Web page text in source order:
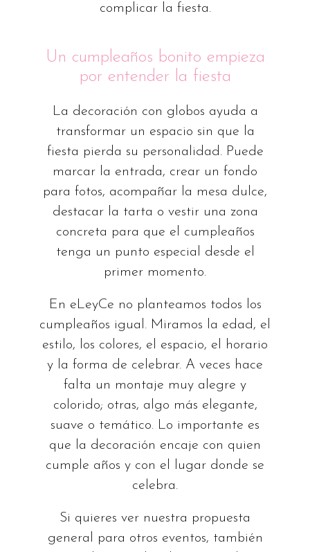
complicar la fiesta.
Un cumpleaños bonito empieza
por entender la fiesta
La decoración con globos ayuda a
transformar un espacio sin que la
fiesta pierda su personalidad. Puede
marcar la entrada, crear un fondo
para fotos, acompañar la mesa dulce,
destacar la tarta o vestir una zona
concreta para que el cumpleaños
tenga un punto especial desde el
primer momento.
En eLeyCe no planteamos todos los
cumpleaños igual. Miramos la edad, el
estilo, los colores, el espacio, el horario
y la forma de celebrar. A veces hace
falta un montaje muy alegre y
colorido; otras, algo más elegante,
suave o temático. Lo importante es
que la decoración encaje con quien
cumple años y con el lugar donde se
celebra.
Si quieres ver nuestra propuesta
general para otros eventos, también